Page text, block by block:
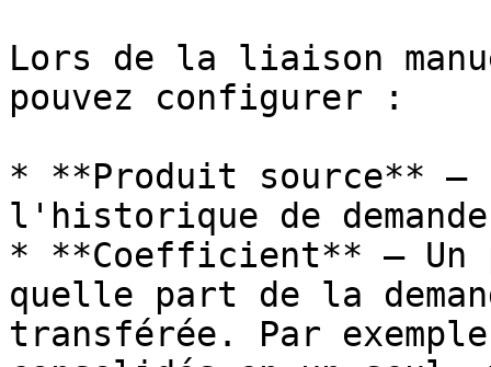
Lors de la liaison
pouvez configurer :
* **Produit source** —
l'historique de
* **Coefficient** — Un
quelle part de la
transférée. Par